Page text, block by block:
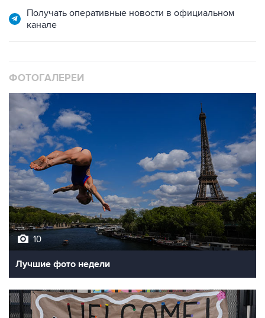
Получать оперативные новости в официальном
канале
ФОТОГАЛЕРЕИ
10
Лучшие фото недели